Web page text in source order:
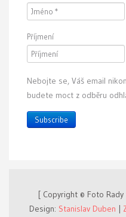
Příjmení
Nebojte se, Váš email
budete moct z odběru
Subscribe
[ Copyright © Foto
Design: Stanislav Duben